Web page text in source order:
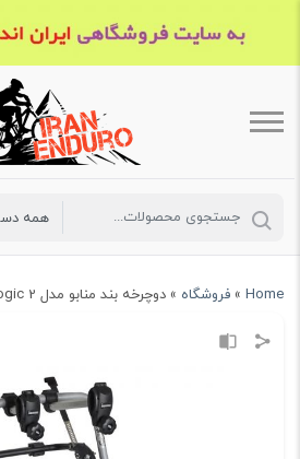
Home
» فروشگاه » دوچرخه بند منابو مدل Logic 2